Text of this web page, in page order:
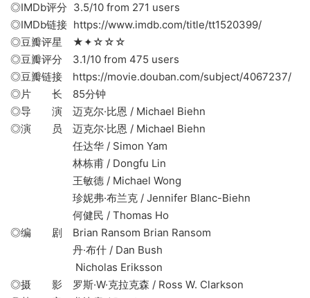
◎IMDb评分 3.5/10 from 271 users
◎IMDb链接 https://www.imdb.com/title/tt1520399/
◎豆瓣评星 ★✦☆☆☆
◎豆瓣评分 3.1/10 from 475 users
◎豆瓣链接 https://movie.douban.com/subject/4067237/
◎片 长 85分钟
◎导 演 迈克尔·比恩 / Michael Biehn
◎演 员 迈克尔·比恩 / Michael Biehn
任达华 / Simon Yam
林栋甫 / Dongfu Lin
王敏德 / Michael Wong
珍妮弗·布兰克 / Jennifer Blanc-Biehn
何健民 / Thomas Ho
◎编 剧 Brian Ransom Brian Ransom
丹·布什 / Dan Bush
Nicholas Eriksson
◎摄 影 罗斯·W·克拉克森 / Ross W. Clarkson